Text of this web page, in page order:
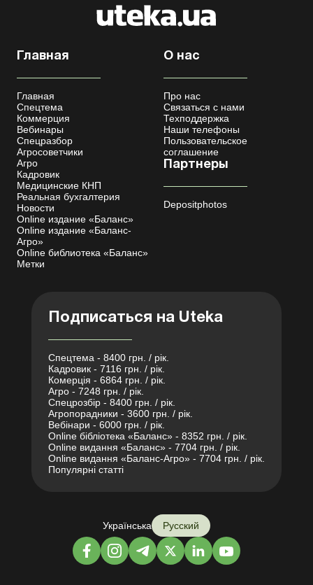
Главная
Главная
Спецтема
Коммерция
Вебинары
Спецразбор
Агросоветчики
Агро
Кадровик
Медицинские КНП
Реальная бухгалтерия
Новости
Online издание «Баланс»
Online издание «Баланс-
Агро»
Online библиотека «Баланс»
Метки
О нас
Про нас
Связаться с нами
Техподдержка
Наши телефоны
Пользовательское
соглашение
Партнеры
Depositphotos
Подписаться на Uteka
Спецтема - 8400 грн. / рік.
Кадровик - 7116 грн. / рік.
Комерція - 6864 грн. / рік.
Агро - 7248 грн. / рік.
Спецрозбір - 8400 грн. / рік.
Агропорадники - 3600 грн. / рік.
Вебінари - 6000 грн. / рік.
Online бібліотека «Баланс» - 8352 грн. / рік.
Online видання «Баланс» - 7704 грн. / рік.
Online видання «Баланс-Агро» - 7704 грн. / рік.
Популярні статті
Українська Русский